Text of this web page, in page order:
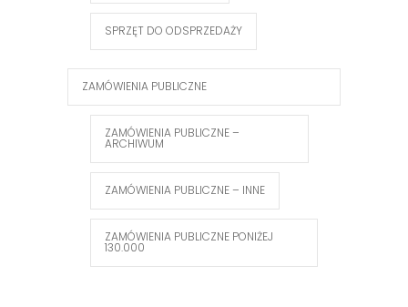
SPRZĘT DO ODSPRZEDAŻY
ZAMÓWIENIA PUBLICZNE
ZAMÓWIENIA PUBLICZNE –
ARCHIWUM
ZAMÓWIENIA PUBLICZNE – INNE
ZAMÓWIENIA PUBLICZNE PONIŻEJ
130.000